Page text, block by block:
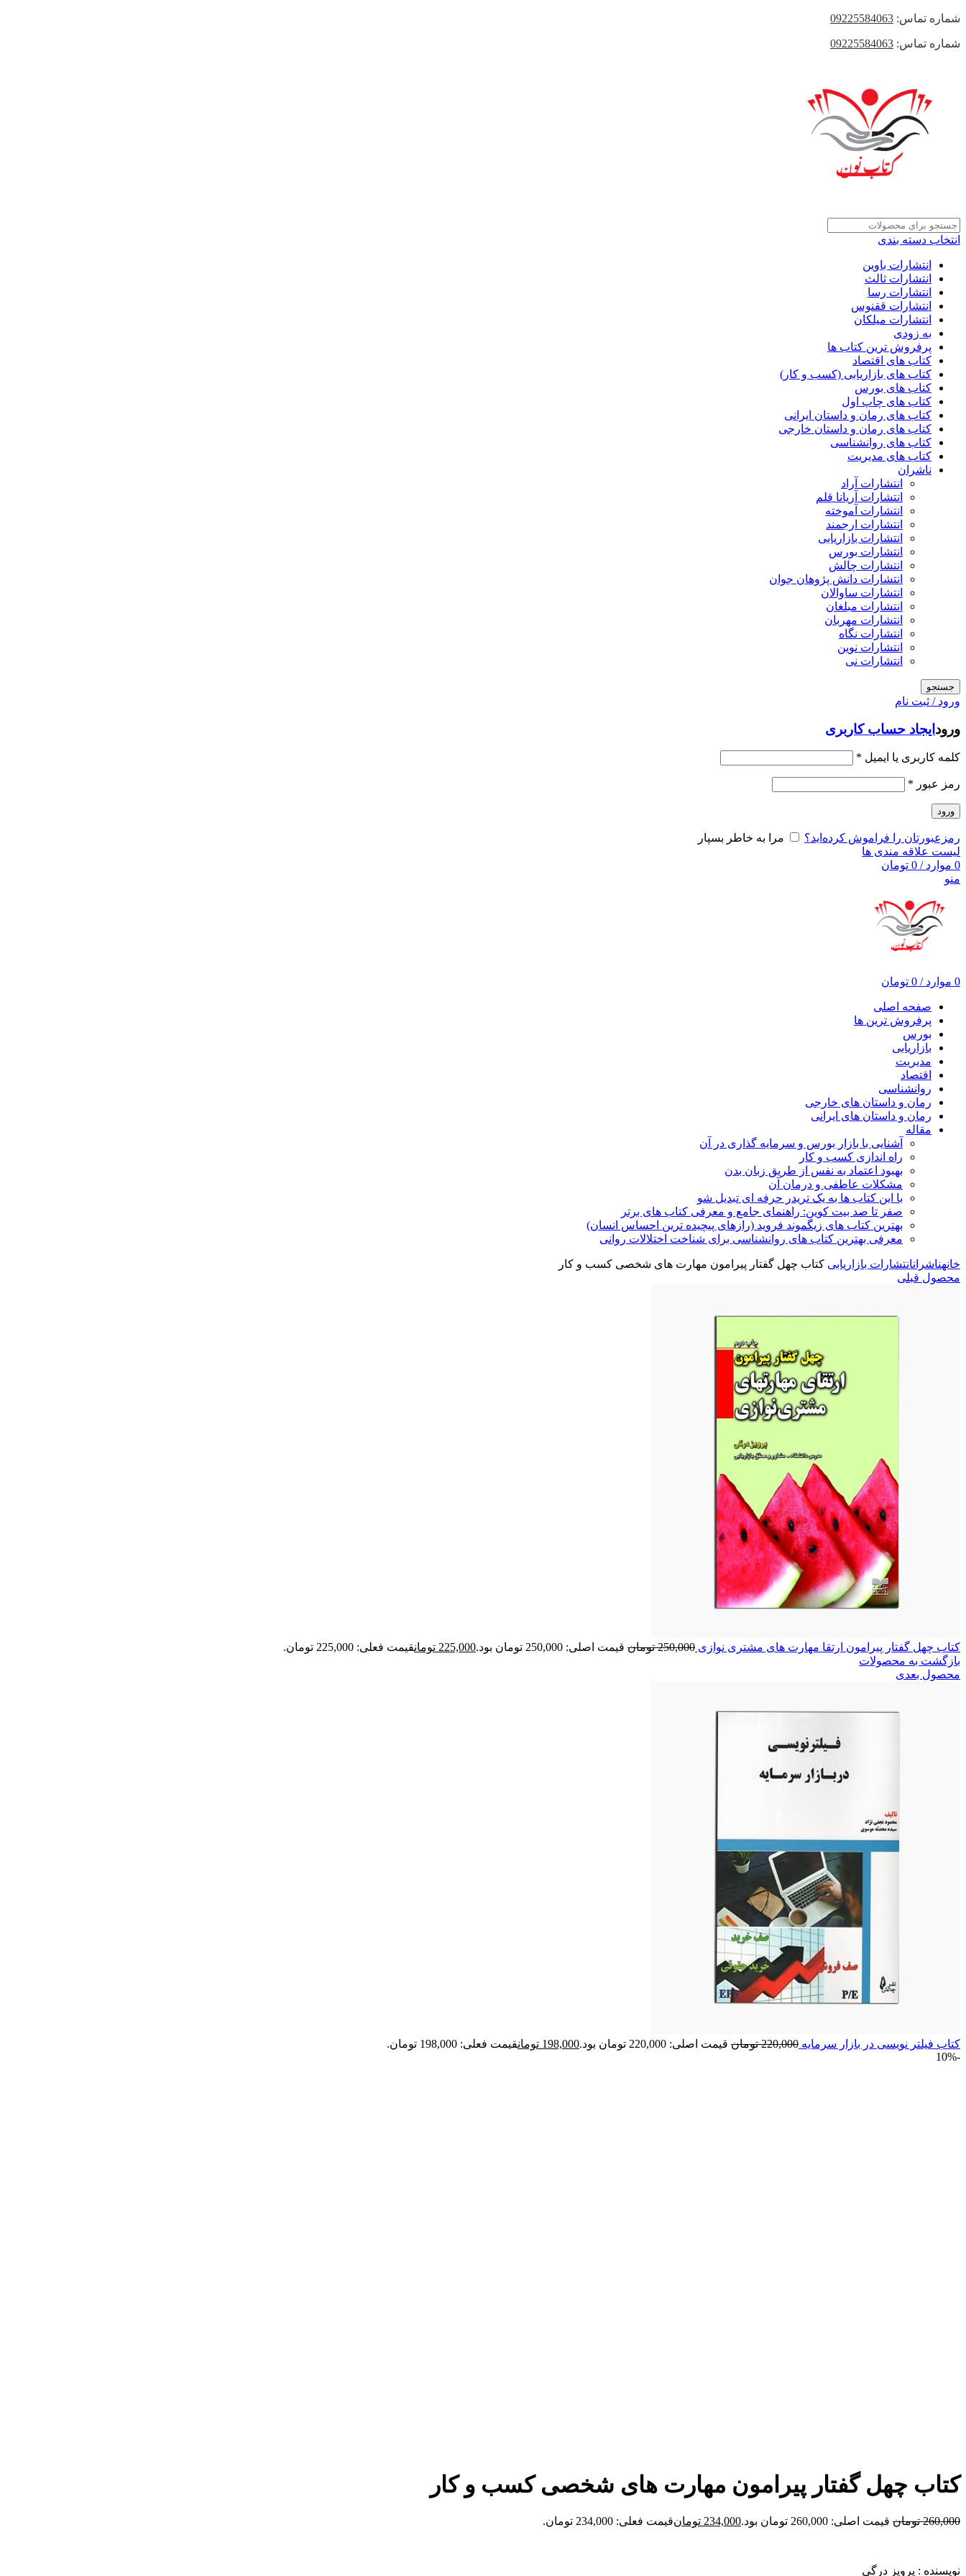
شماره تماس: 09225584063
شماره تماس: 09225584063
انتخاب دسته بندی
انتشارات باوین
انتشارات ثالث
انتشارات رسا
انتشارات ققنوس
انتشارات میلکان
به زودی
پرفروش ترین کتاب ها
کتاب های اقتصاد
کتاب های بازاریابی (کسب و کار)
کتاب های بورس
کتاب های چاپ اول
کتاب های رمان و داستان ایرانی
کتاب های رمان و داستان خارجی
کتاب های روانشناسی
کتاب های مدیریت
ناشران
انتشارات آراد
انتشارات آریانا قلم
انتشارات آموخته
انتشارات ارجمند
انتشارات بازاریابی
انتشارات بورس
انتشارات چالش
انتشارات دانش پژوهان جوان
انتشارات ساوالان
انتشارات مبلغان
انتشارات مهربان
انتشارات نگاه
انتشارات نوین
انتشارات نی
جستجو
ورود / ثبت نام
ورود ایجاد حساب کاربری
کلمه کاربری یا ایمیل *
رمز عبور *
ورود
رمزعبورتان را فراموش کرده‌اید؟
مرا به خاطر بسپار
لیست علاقه مندی ها
0 موارد /
0 تومان
منو
0 موارد /
0 تومان
صفحه اصلی
پرفروش ترین ها
بورس
بازاریابی
مدیریت
اقتصاد
روانشناسی
رمان و داستان های خارجی
رمان و داستان های ایرانی
مقاله
آشنایی با بازار بورس و سرمایه گذاری در آن
راه اندازی کسب و کار
بهبود اعتماد به نفس از طریق زبان بدن
مشکلات عاطفی و درمان آن
با این کتاب ها به یک تریدر حرفه ای تبدیل شو
صفر تا صد بیت کوین: راهنمای جامع و معرفی کتاب های برتر
بهترین کتاب های زیگموند فروید (رازهای پیچیده ترین احساس انسان)
معرفی بهترین کتاب های روانشناسی برای شناخت اختلالات روانی
خانهناشرانانتشارات بازاریابی کتاب چهل گفتار پیرامون مهارت های شخصی کسب و کار
محصول قبلی
کتاب چهل گفتار پیرامون ارتقا مهارت های مشتری نوازی 250,000 تومان قیمت اصلی: 250,000 تومان بود. 225,000 تومانقیمت فعلی: 225,000 تومان.
بازگشت به محصولات
محصول بعدی
کتاب فیلتر نویسی در بازار سرمایه 220,000 تومان قیمت اصلی: 220,000 تومان بود. 198,000 تومانقیمت فعلی: 198,000 تومان.
-10%
کتاب چهل گفتار پیرامون مهارت های شخصی کسب و کار
260,000 تومان قیمت اصلی: 260,000 تومان بود. 234,000 تومانقیمت فعلی: 234,000 تومان.
نویسنده : پرویز درگی